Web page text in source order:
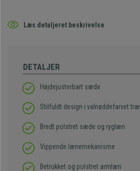
Læs detaljeret beskrivelse
DETALJER
Højdejusterbart sæde
Stilfuldt design i valnøddefarvet træ
Bredt polstret sæde og ryglæn
Vippende lænemekanisme
Betrukket og polstret armlæn